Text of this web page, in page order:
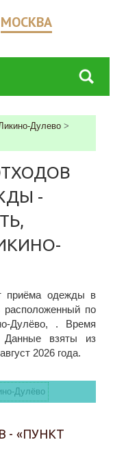
МОСКВА
Дулево >
-
приёма одежды в
расположенный по
Дулёво, . Время
взяты из
2026 года.
- «ПУНКТ